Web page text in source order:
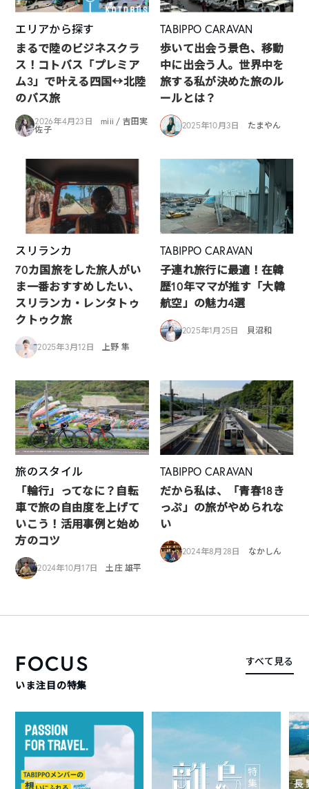
エリアから探す
まるで陸のビジネスクラ
ス！コトバス「プレミア
ム3」で叶える四国↔︎北陸
のバス旅
2026年4月23日
miii / 吉田実
佐子
TABIPPO CARAVAN
歩いて出会う景色、移動
中に出会う人。世界中を
旅する私が決めた旅のル
ールとは？
2025年10月3日 たまやん
スリランカ
70カ国旅をした旅人がい
ま一番おすすめしたい、
スリランカ・レンタトゥ
クトゥク旅
2025年3月12日 上野 隼
TABIPPO CARAVAN
子連れ旅行に最適！在韓
歴10年ママが推す「大韓
航空」の魅力4選
2025年1月25日 貝沼和
旅のスタイル
「輪行」ってなに？自転
車で旅の自由度を上げて
いこう！活用事例と始め
方のコツ
2024年10月17日 土庄 雄平
TABIPPO CARAVAN
だから私は、「青春18き
っぷ」の旅がやめられな
い
2024年8月28日 なかしん
FOCUS
いま注目の特集
すべて見る